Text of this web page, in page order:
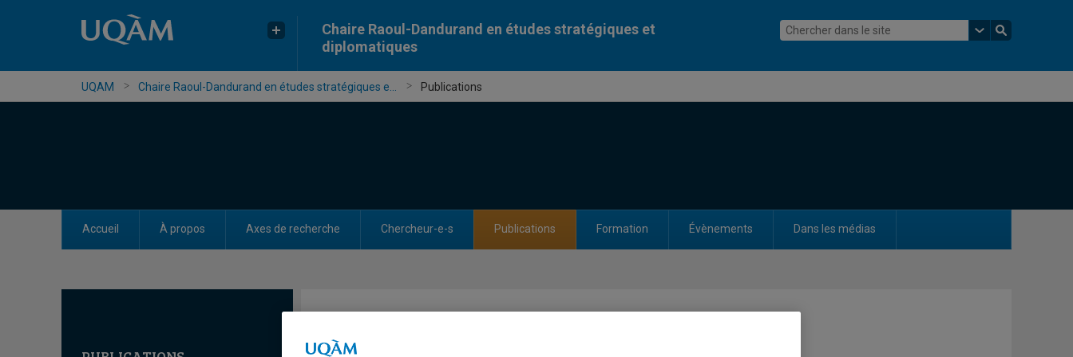
Chaire Raoul-Dandurand en études stratégiques et
diplomatiques
UQAM Chaire Raoul-Dandurand en études stratégiques e... Publications
Accueil À propos Axes de recherche Chercheur-e-s Publications Formation Évènements Dans les médias